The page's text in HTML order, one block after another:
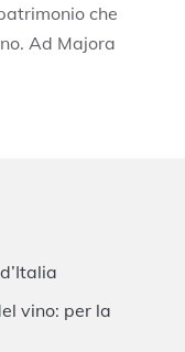
che
Ad Majora
vino: per la